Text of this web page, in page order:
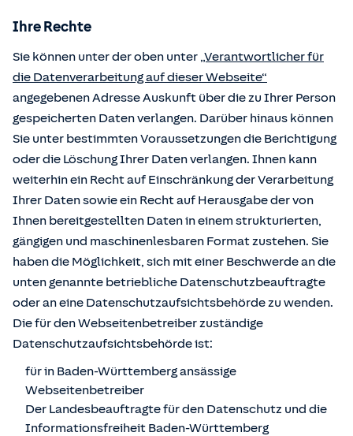
Ihre Rechte
Sie können unter der oben unter „Verantwortlicher für
die Datenverarbeitung auf dieser Webseite“
angegebenen Adresse Auskunft über die zu Ihrer Person
gespeicherten Daten verlangen. Darüber hinaus können
Sie unter bestimmten Voraussetzungen die Berichtigung
oder die Löschung Ihrer Daten verlangen. Ihnen kann
weiterhin ein Recht auf Einschränkung der Verarbeitung
Ihrer Daten sowie ein Recht auf Herausgabe der von
Ihnen bereitgestellten Daten in einem strukturierten,
gängigen und maschinenlesbaren Format zustehen. Sie
haben die Möglichkeit, sich mit einer Beschwerde an die
unten genannte betriebliche Datenschutzbeauftragte
oder an eine Datenschutzaufsichtsbehörde zu wenden.
Die für den Webseitenbetreiber zuständige
Datenschutzaufsichtsbehörde ist:
für in Baden-Württemberg ansässige
Webseitenbetreiber
Der Landesbeauftragte für den Datenschutz und die
Informationsfreiheit Baden-Württemberg